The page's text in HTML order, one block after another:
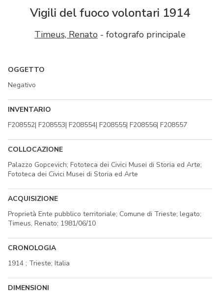
Vigili del fuoco volontari 1914
Timeus, Renato - fotografo principale
OGGETTO
Negativo
INVENTARIO
F208552| F208553| F208554| F208555| F208556| F208557
COLLOCAZIONE
Palazzo Gopcevich; Fototeca dei Civici Musei di Storia ed Arte;
Fototeca dei Civici Musei di Storia ed Arte
ACQUISIZIONE
Proprietà Ente pubblico territoriale; Comune di Trieste; legato;
Timeus, Renato; 1981/06/10
CRONOLOGIA
1914 ; Trieste; Italia
DIMENSIONI